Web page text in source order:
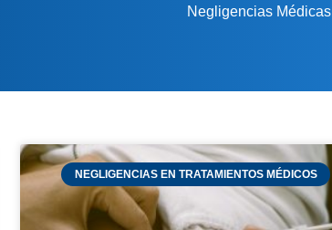
Negligencias Médicas
NEGLIGENCIAS EN TRATAMIENTOS MÉDICOS